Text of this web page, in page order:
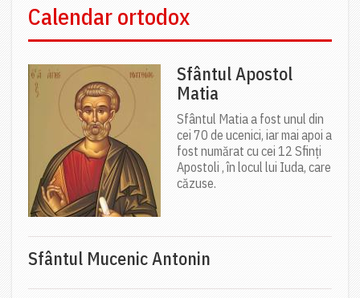
Calendar ortodox
Sfântul Apostol
Matia
Sfântul Matia a fost unul din
cei 70 de ucenici, iar mai apoi a
fost numărat cu cei 12 Sfinți
Apostoli , în locul lui Iuda, care
căzuse.
Sfântul Mucenic Antonin